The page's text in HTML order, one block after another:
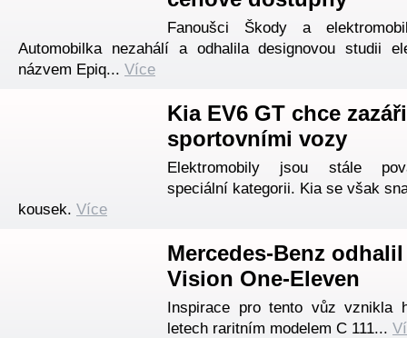
Fanoušci Škody a
Automobilka nezahálí a odhalila designovou studii
názvem Epiq... Více
Kia EV6 GT chce
sportovními vozy
Elektromobily jsou stále
speciální kategorii. Kia se však
kousek. Více
Mercedes-Benz
Vision One-Eleven
Inspirace pro tento vůz vznikla
letech raritním modelem C 111...